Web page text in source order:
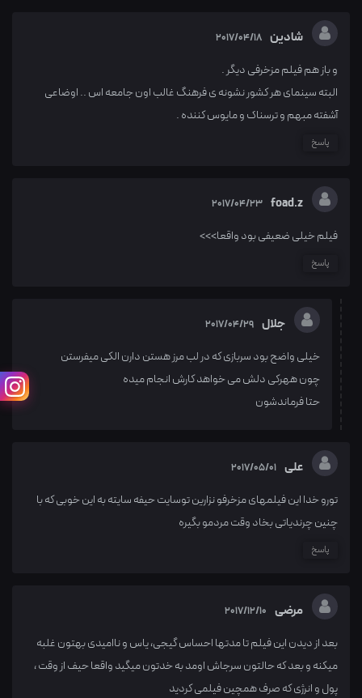
شادین 2017/04/18
و باز هم فیلم مزخرفی دیگر .
البته سینمای هر کشور نشونه ی فرهنگ غالب اون جامعه اس .. اوضاعی
آشفته مبهم و ترسناک و مایوس کننده .
پاسخ
foad.z
2017/04/23
فیلم خیلی ضعیفی بود واقعا>>>
پاسخ
جلال 2017/04/29
خیلی واضح بود سربازی که در لب مرز هستن دارن الکی میفرستن
چون ههرکی دلش می خواهد کارش انجام میده
حتا فرماندشون
علی 2017/05/01
تورو خدا این فیلمهای مزخرفو نزارین توسایت حیفه سایته به این خوبی که با
چنین چرندیاتی بخاد وقت مردمو بگیره
پاسخ
مرضی 2017/12/10
بعد از دیدن این فیلم تا مدتها احساس گیجی، یاس و ناامیدی بهتون غلبه
میکنه و بعد که حالتون سرجاش اومد به خدتون میگید واقعا حیف از وقت ،
پول و انرژی که صرف همچین فیلمی کردید